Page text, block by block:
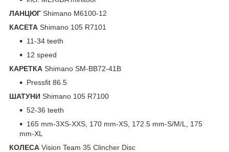
ЛАНЦЮГ Shimano M6100-12
КАСЕТА Shimano 105 R7101
11-34 teeth
12 speed
КАРЕТКА Shimano SM-BB72-41B
Pressfit 86.5
ШАТУНИ Shimano 105 R7100
52-36 teeth
165 mm-3XS-XXS, 170 mm-XS, 172.5 mm-S/M/L, 175
mm-XL
КОЛЕСА Vision Team 35 Clincher Disc